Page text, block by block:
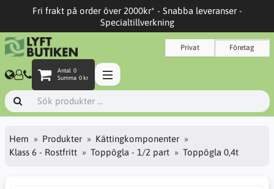
Fri frakt på order över 2000kr* - Snabba leveranser -
Specialtillverkning
Privat Företag
Antal 0
Summa 0 kr
Hem Produkter
Kättingkomponenter
Klass 6 - Rostfritt
Toppögla - 1/2 part Toppögla 0,4t